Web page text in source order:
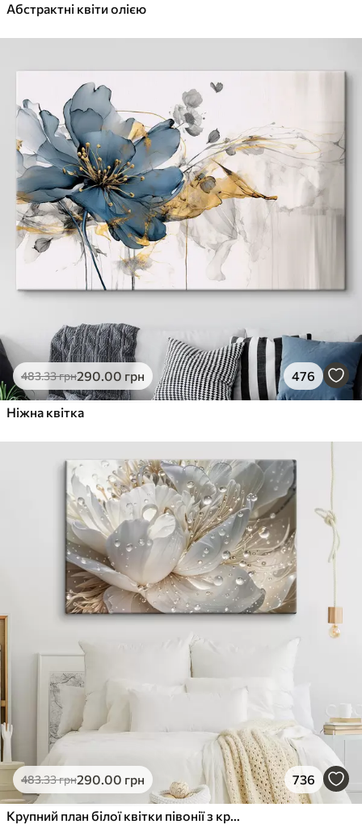
Абстрактні квіти олією
483.33грн290.00 грн 476
Ніжна квітка
483.33грн290.00 грн 736
Крупний план білої квітки півонії з крапельками води на пелюстках на розмитому фоні